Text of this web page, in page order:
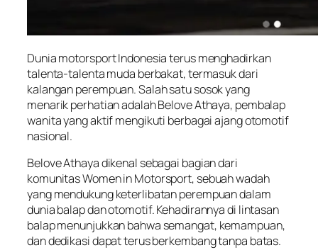
Dunia motorsport Indonesia terus menghadirkan
talenta-talenta muda berbakat, termasuk dari
kalangan perempuan. Salah satu sosok yang
menarik perhatian adalah Belove Athaya, pembalap
wanita yang aktif mengikuti berbagai ajang otomotif
nasional.
Belove Athaya dikenal sebagai bagian dari
komunitas Women in Motorsport, sebuah wadah
yang mendukung keterlibatan perempuan dalam
dunia balap dan otomotif. Kehadirannya di lintasan
balap menunjukkan bahwa semangat, kemampuan,
dan dedikasi dapat terus berkembang tanpa batas.